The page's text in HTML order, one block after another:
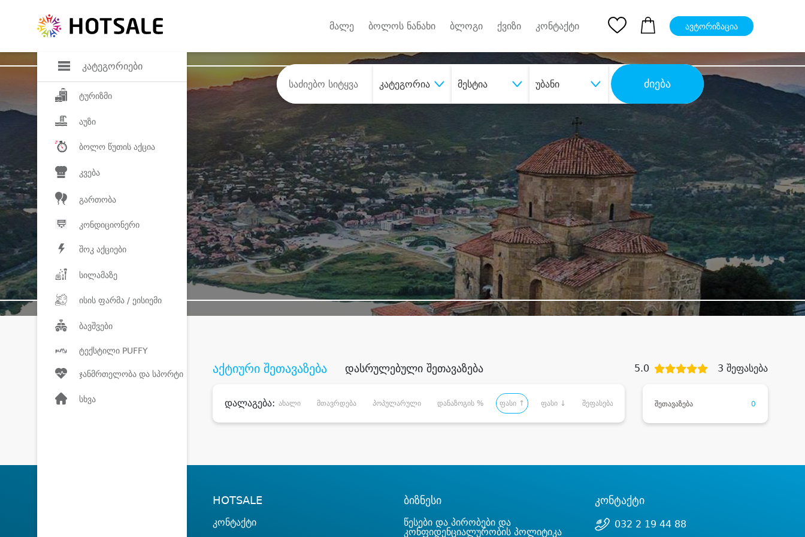
კატეგორიები
ტურიზმი
აუზი
ბოლო წუთის აქცია
კვება
გართობა
კონდიციონერი
შოკ აქციები
სილამაზე
ისის ფარმა / ეისიემი
ბავშვები
ტექსტილი PUFFY
ჯანმრთელობა და სპორტი
სხვა
მალე ბოლოს ნანახი ბლოგი ქვიზი კონტაქტი ავტორიზაცია
კატეგორია მესტია უბანი ძიება
შეიძინესასურველი მომსახურებადიდი დანაზოგით
აქტიური შეთავაზება დასრულებული შეთავაზება 5.0 3 შეფასება
დალაგება: ახალი მთავრდება პოპულარული დანაზოგის % ფასი ↑ ფასი ↓ შეფასება შეთავაზება 0
HOTSALE
კონტაქტი
ბიზნესი
წესები და პირობები და
კონფიდენციალურობის პოლიტიკა
კონტაქტი
032 2 19 44 88